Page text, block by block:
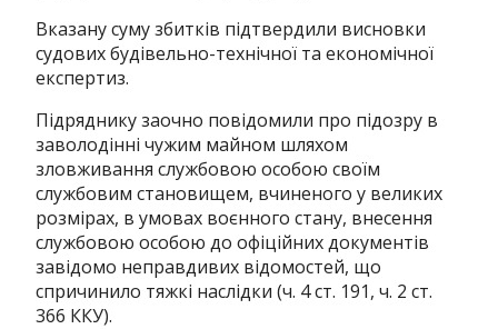
Вказану суму збитків підтвердили висновки
судових будівельно-технічної та економічної
експертиз.
Підряднику заочно повідомили про підозру в
заволодінні чужим майном шляхом
зловживання службовою особою своїм
службовим становищем, вчиненого у великих
розмірах, в умовах воєнного стану, внесення
службовою особою до офіційних документів
завідомо неправдивих відомостей, що
спричинило тяжкі наслідки (ч. 4 ст. 191, ч. 2 ст.
366 ККУ).